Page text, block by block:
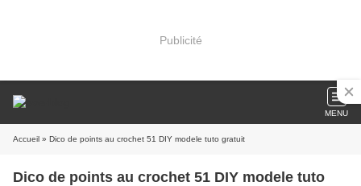
Publicité
MENU
Accueil » Dico de points au crochet 51 DIY modele tuto gratuit
Dico de points au crochet 51 DIY modele tuto